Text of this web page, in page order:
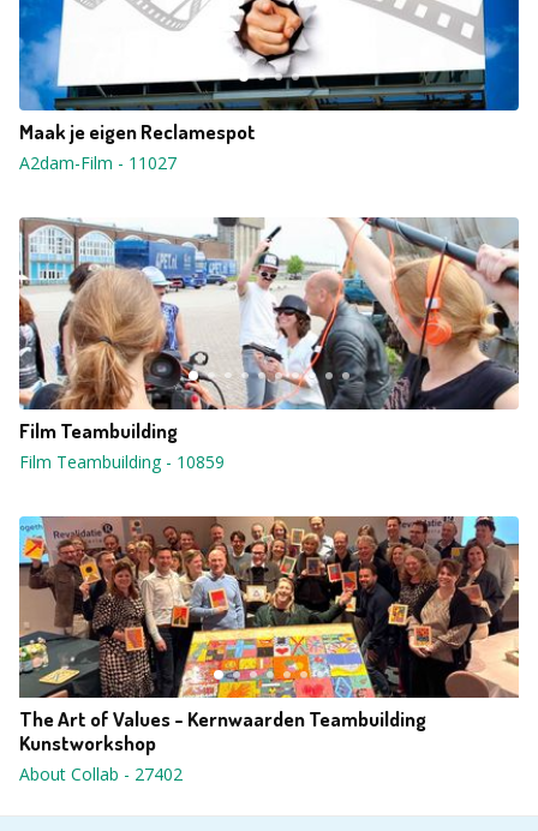
Maak je eigen Reclamespot
A2dam-Film - 11027
Film Teambuilding
Film Teambuilding- 10859
The Art of Values - Kernwaarden Teambuilding
Kunstworkshop
About Collab - 27402